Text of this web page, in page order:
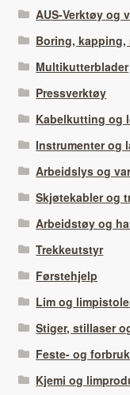
AUS-Verktøy og
Boring,
Multikutterblader
Pressverktøy
Kabelkutting og
Instrumenter og
Arbeidslys og
Skjøtekabler og
Arbeidstøy og
Trekkeutstyr
Førstehjelp
Lim og
Stiger, stillaser
Feste- og
Kjemi og